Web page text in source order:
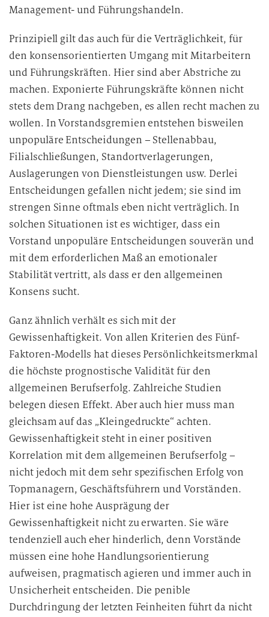
Management- und Führungshandeln.
Prinzipiell gilt das auch für die Verträglichkeit, für
den konsensorientierten Umgang mit Mitarbeitern
und Führungskräften. Hier sind aber Abstriche zu
machen. Exponierte Führungskräfte können nicht
stets dem Drang nachgeben, es allen recht machen zu
wollen. In Vorstandsgremien entstehen bisweilen
unpopuläre Entscheidungen – Stellenabbau,
Filialschließungen, Standortverlagerungen,
Auslagerungen von Dienstleistungen usw. Derlei
Entscheidungen gefallen nicht jedem; sie sind im
strengen Sinne oftmals eben nicht verträglich. In
solchen Situationen ist es wichtiger, dass ein
Vorstand unpopuläre Entscheidungen souverän und
mit dem erforderlichen Maß an emotionaler
Stabilität vertritt, als dass er den allgemeinen
Konsens sucht.
Ganz ähnlich verhält es sich mit der
Gewissenhaftigkeit. Von allen Kriterien des Fünf-
Faktoren-Modells hat dieses Persönlichkeitsmerkmal
die höchste prognostische Validität für den
allgemeinen Berufserfolg. Zahlreiche Studien
belegen diesen Effekt. Aber auch hier muss man
gleichsam auf das „Kleingedruckte“ achten.
Gewissenhaftigkeit steht in einer positiven
Korrelation mit dem allgemeinen Berufserfolg –
nicht jedoch mit dem sehr spezifischen Erfolg von
Topmanagern, Geschäftsführern und Vorständen.
Hier ist eine hohe Ausprägung der
Gewissenhaftigkeit nicht zu erwarten. Sie wäre
tendenziell auch eher hinderlich, denn Vorstände
müssen eine hohe Handlungsorientierung
aufweisen, pragmatisch agieren und immer auch in
Unsicherheit entscheiden. Die penible
Durchdringung der letzten Feinheiten führt da nicht